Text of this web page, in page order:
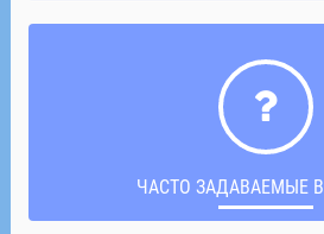
ЧАСТО ЗАДАВАЕМЫЕ